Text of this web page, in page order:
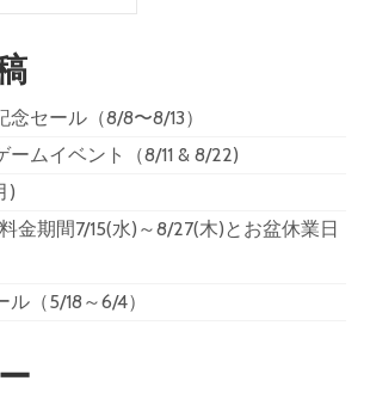
セール（8/8〜8/13）
ームイベント（8/11 & 8/22)
)
金期間7/15(水)～8/27(木)とお盆休業日
（5/18～6/4）